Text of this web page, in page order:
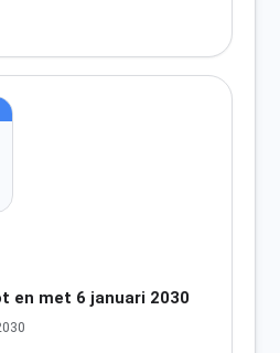
en met 6 januari 2030